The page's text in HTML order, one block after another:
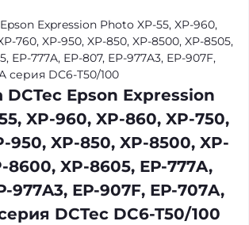
Expression Photo XP-55, XP-960,
760, XP-950, XP-850, XP-8500, XP-8505,
ЕР-777A, ЕР-807, ЕР-977A3, ЕР-907F,
серия DC6-T50/100
Epson Expression
XP-960, XP-860, XP-750,
950, XP-850, XP-8500, XP-
8600, XP-8605, ЕР-777A,
977A3, ЕР-907F, ЕР-707A,
DCTec DC6-T50/100